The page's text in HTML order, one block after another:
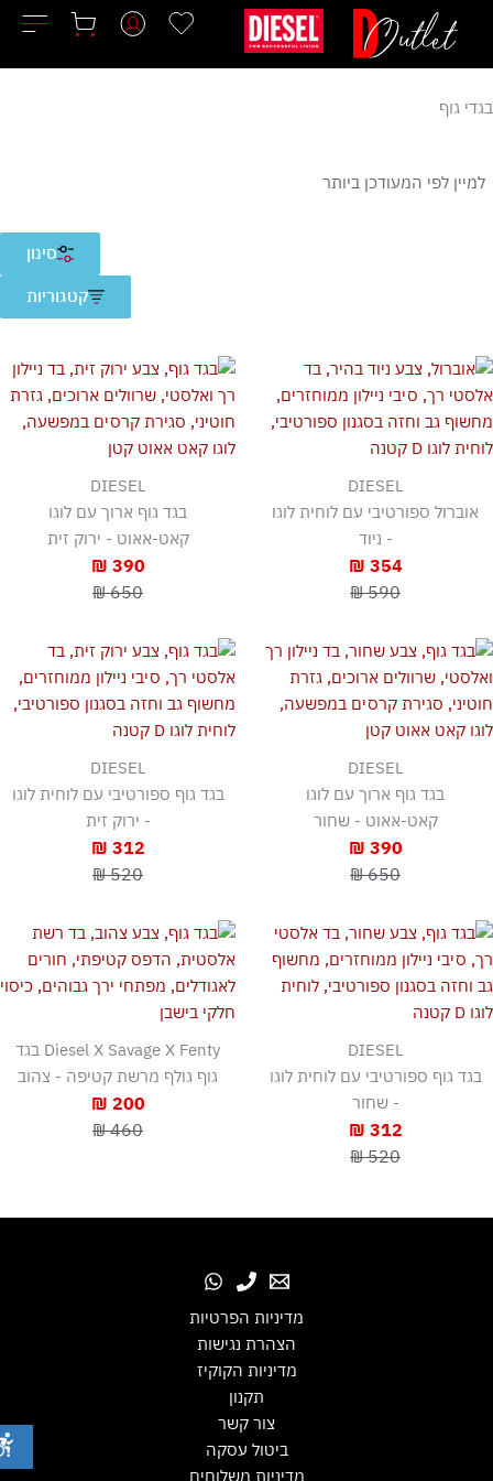
גוף
סינון
קטגוריות
DIESEL
אוברול ספורטיבי עם לוחית לוגו
- ניוד
354 ₪
590 ₪
DIESEL
בגד גוף ארוך עם לוגו
קאט-אאוט - ירוק זית
390 ₪
650 ₪
DIESEL
בגד גוף ארוך עם לוגו
קאט-אאוט - שחור
390 ₪
650 ₪
DIESEL
בגד גוף ספורטיבי עם לוחית לוגו
- ירוק זית
312 ₪
520 ₪
DIESEL
בגד גוף ספורטיבי עם לוחית לוגו
- שחור
312 ₪
520 ₪
Diesel X Savage X Fenty בגד
גוף גולף מרשת קטיפה - צהוב
200 ₪
460 ₪
מדיניות הפרטיות
הצהרת נגישות
מדיניות הקוקיז
תקנון
צור קשר
ביטול עסקה
מדיניות משלוחים